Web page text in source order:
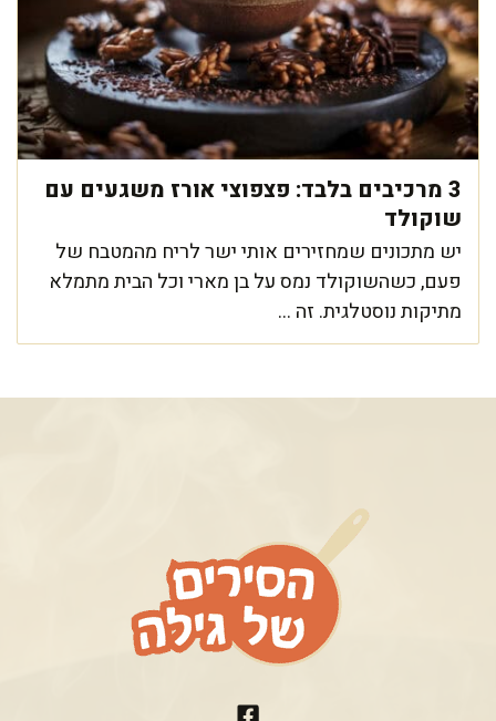
3 מרכיבים בלבד: פצפוצי אורז משגעים עם
שוקולד
יש מתכונים שמחזירים אותי ישר לריח מהמטבח של
פעם, כשהשוקולד נמס על בן מארי וכל הבית מתמלא
מתיקות נוסטלגית. זה ...